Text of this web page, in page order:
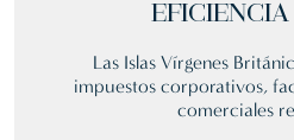
Las Islas Vírgenes
impuestos corporativos,
comerciales